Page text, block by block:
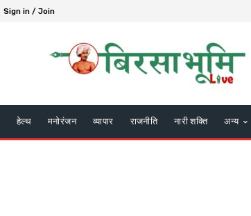
Sign in / Join
हेल्थ मनोरंजन व्यापार राजनीति नारी शक्ति अन्य